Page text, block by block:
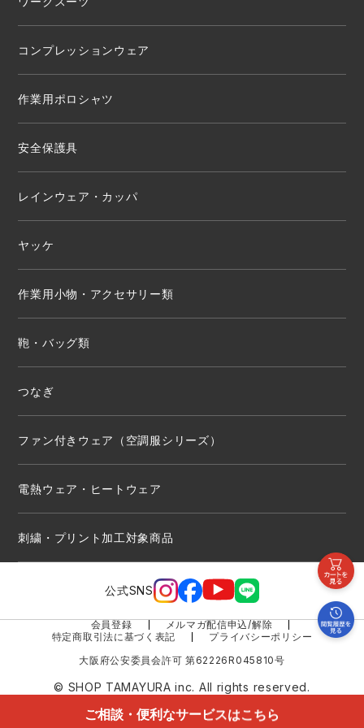
ご相談・便利なサービスはこちら
コンプレッションウェア
作業用ポロシャツ
安全保護具
レインウェア・カッパ
ヤッケ
作業用小物・アクセサリー類
鞄・バッグ類
つなぎ
ファン付きウェア（空調服シリーズ）
電熱ウェア・ヒートウェア
刺繍・プリント加工対象商品
公式SNS
会員登録
メルマガ配信申込/解除
特定商取引法に基づく表記
プライバシーポリシー
大阪府公安委員会許可 第62226R045810号
© SHOP TAMAYURA inc. All rights reserved.